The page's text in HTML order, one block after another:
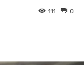
0
111